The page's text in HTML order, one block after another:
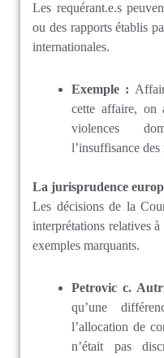
Les requérant.e.s
ou des rapports établis
internationales.
Exemple :
cette affaire, on
violences
l’insuffisance des
La jurisprudence
Les décisions de la
interprétations relatives
exemples marquants.
Petrovic c.
qu’une
l’allocation de
n’était pas